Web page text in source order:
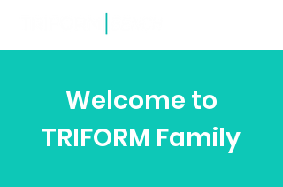
Welcome to
TRIFORM Family